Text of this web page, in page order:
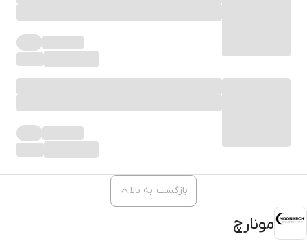
مونارچ
بازگشت به بالا